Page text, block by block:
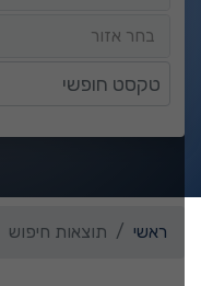
בחר אזור
ראשי תוצאות חיפוש